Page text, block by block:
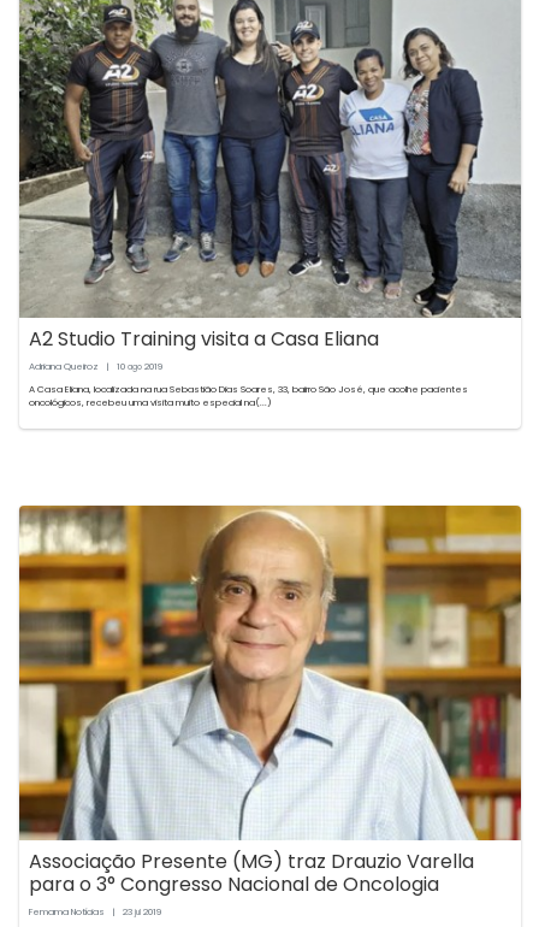
A2 Studio Training visita a Casa Eliana
Adriana Queiroz | 10 ago2019
A Casa Eliana, localizada na rua Sebastião Dias Soares, 33, bairro São José, que acolhe pacientes
oncológicos, recebeu uma visita muito especial na(...)
Associação Presente (MG) traz Drauzio Varella
para o 3° Congresso Nacional de Oncologia
Femama Notícias | 23 jul2019